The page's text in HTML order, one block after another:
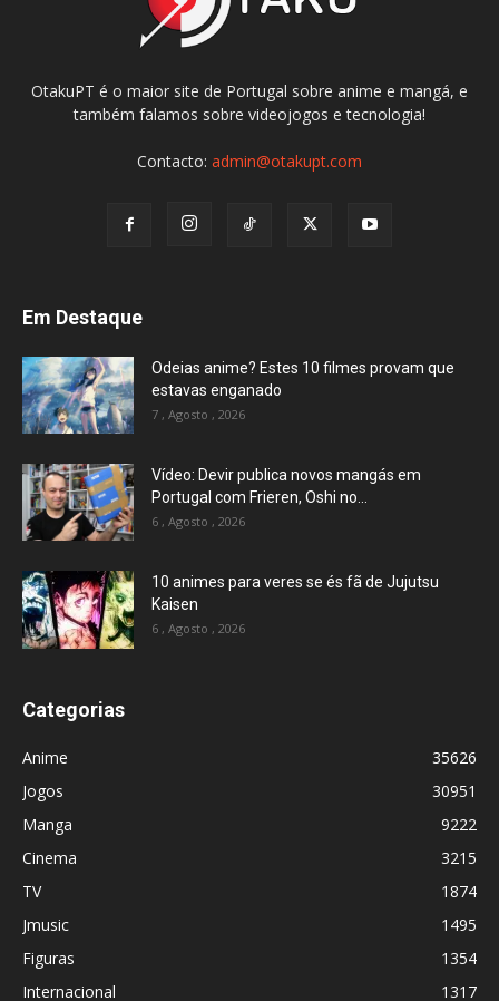
OtakuPT é o maior site de Portugal sobre anime e mangá, e
também falamos sobre videojogos e tecnologia!
Contacto: admin@otakupt.com
Em Destaque
Odeias anime? Estes 10 filmes provam que
estavas enganado
7 , Agosto , 2026
Vídeo: Devir publica novos mangás em
Portugal com Frieren, Oshi no...
6 , Agosto , 2026
10 animes para veres se és fã de Jujutsu
Kaisen
6 , Agosto , 2026
Categorias
Anime
35626
Jogos
30951
Manga
9222
Cinema
3215
TV
1874
Jmusic
1495
Figuras
1354
Internacional
1317